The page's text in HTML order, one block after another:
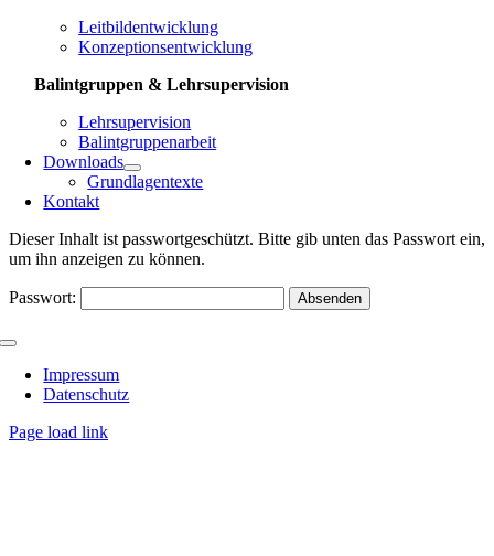
Leitbildentwicklung
Konzeptionsentwicklung
Balintgruppen & Lehrsupervision
Lehrsupervision
Balintgruppenarbeit
Downloads
Grundlagentexte
Kontakt
Dieser Inhalt ist passwortgeschützt. Bitte gib unten das Passwort ein,
um ihn anzeigen zu können.
Passwort:
Toggle
NavigationImpressum
Datenschutz
Page load link